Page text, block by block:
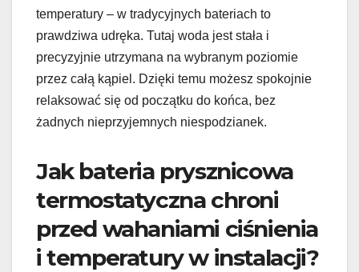
temperatury – w tradycyjnych bateriach to
prawdziwa udręka. Tutaj woda jest stała i
precyzyjnie utrzymana na wybranym poziomie
przez całą kąpiel. Dzięki temu możesz spokojnie
relaksować się od początku do końca, bez
żadnych nieprzyjemnych niespodzianek.
Jak bateria prysznicowa
termostatyczna chroni
przed wahaniami ciśnienia
i temperatury w instalacji?